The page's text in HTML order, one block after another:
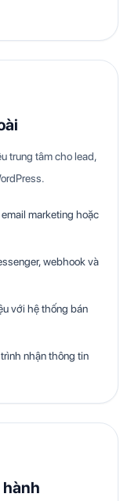
trung tâm cho lead,
marketing hoặc
webhook và
với hệ thống bán
nhận thông tin
hành